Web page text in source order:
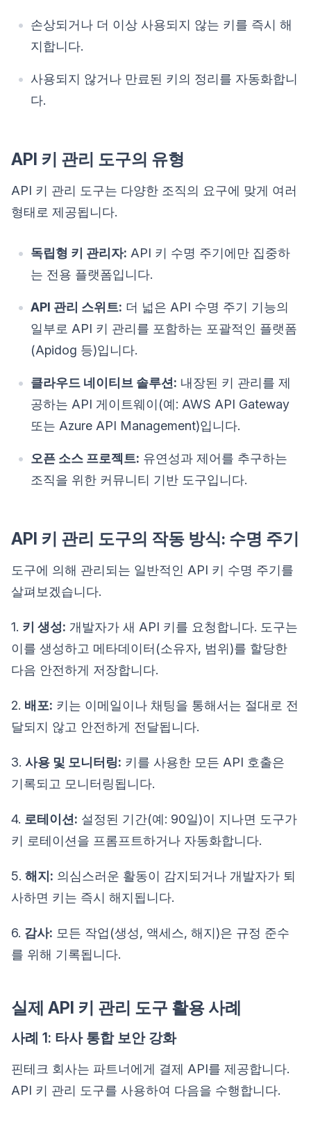
손상되거나 더 이상 사용되지 않는 키를 즉시 해
지합니다.
사용되지 않거나 만료된 키의 정리를 자동화합니
다.
API 키 관리 도구의 유형
API 키 관리 도구는 다양한 조직의 요구에 맞게 여러
형태로 제공됩니다.
독립형 키 관리자: API 키 수명 주기에만 집중하
는 전용 플랫폼입니다.
API 관리 스위트: 더 넓은 API 수명 주기 기능의
일부로 API 키 관리를 포함하는 포괄적인 플랫폼
(Apidog 등)입니다.
클라우드 네이티브 솔루션: 내장된 키 관리를 제
공하는 API 게이트웨이(예: AWS API Gateway
또는 Azure API Management)입니다.
오픈 소스 프로젝트: 유연성과 제어를 추구하는
조직을 위한 커뮤니티 기반 도구입니다.
API 키 관리 도구의 작동 방식: 수명 주기
도구에 의해 관리되는 일반적인 API 키 수명 주기를
살펴보겠습니다.
1. 키 생성: 개발자가 새 API 키를 요청합니다. 도구는
이를 생성하고 메타데이터(소유자, 범위)를 할당한
다음 안전하게 저장합니다.
2. 배포: 키는 이메일이나 채팅을 통해서는 절대로 전
달되지 않고 안전하게 전달됩니다.
3. 사용 및 모니터링: 키를 사용한 모든 API 호출은
기록되고 모니터링됩니다.
4. 로테이션: 설정된 기간(예: 90일)이 지나면 도구가
키 로테이션을 프롬프트하거나 자동화합니다.
5. 해지: 의심스러운 활동이 감지되거나 개발자가 퇴
사하면 키는 즉시 해지됩니다.
6. 감사: 모든 작업(생성, 액세스, 해지)은 규정 준수
를 위해 기록됩니다.
실제 API 키 관리 도구 활용 사례
사례 1: 타사 통합 보안 강화
핀테크 회사는 파트너에게 결제 API를 제공합니다.
API 키 관리 도구를 사용하여 다음을 수행합니다.